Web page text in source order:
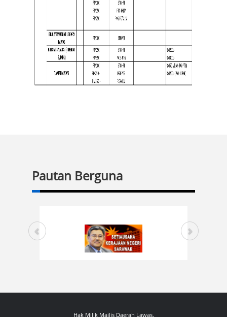
Pautan Berguna
Hak Milik Majlis Daerah Lawas.